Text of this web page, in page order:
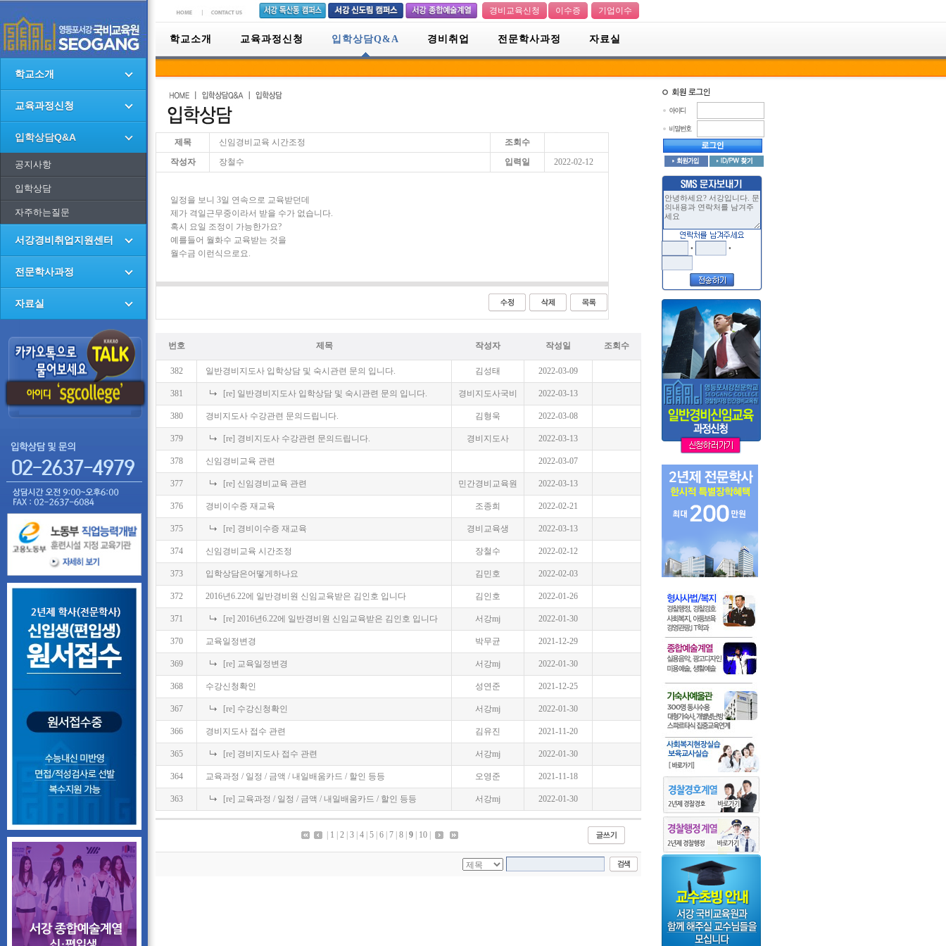
학교소개
교육과정신청
입학상담Q&A
공지사항
입학상담
자주하는질문
서강경비취업지원센터
전문학사과정
자료실
경비교육신청 이수증 기업이수
학교소개 교육과정신청 입학상담Q&A 경비취업 전문학사과정 자료실
제목 신임경비교육 시간조정
조회수
작성자
장철수 입력일 2022-02-12
일정을 보니 3일 연속으로 교육받던데
제가 격일근무중이라서 받을 수가 없습니다.
혹시 요일 조정이 가능한가요?
예를들어 월화수 교육받는 것을
월수금 이런식으로요.
번호 제목 작성자 작성일 조회수
382 일반경비지도사 입학상담 및 숙시관련 문의 입니다. 김성태 2022-03-09
381 [re] 일반경비지도사 입학상담 및 숙시관련 문의 입니다. 경비지도사국비 2022-03-13
380 경비지도사 수강관련 문의드립니다. 김형욱 2022-03-08
379 [re] 경비지도사 수강관련 문의드립니다. 경비지도사 2022-03-13
378 신임경비교육 관련 2022-03-07
377 [re] 신임경비교육 관련 민간경비교육원 2022-03-13
376 경비이수증 재교육 조종희 2022-02-21
375 [re] 경비이수증 재교육 경비교육생 2022-03-13
374 신임경비교육 시간조정 장철수 2022-02-12
373 입학상담은어떻게하나요 김민호 2022-02-03
372 2016년6.22에 일반경비원 신임교육받은 김인호 입니다 김인호 2022-01-26
371 [re] 2016년6.22에 일반경비원 신임교육받은 김인호 입니다 서강mj 2022-01-30
370 교육일정변경 박무균 2021-12-29
369 [re] 교육일정변경 서강mj 2022-01-30
368 수강신청확인 성연준 2021-12-25
367 [re] 수강신청확인 서강mj 2022-01-30
366 경비지도사 접수 관련 김유진 2021-11-20
365 [re] 경비지도사 접수 관련 서강mj 2022-01-30
364 교육과정 / 일정 / 금액 / 내일배움카드 / 할인 등등 오영준 2021-11-18
363 [re] 교육과정 / 일정 / 금액 / 내일배움카드 / 할인 등등 서강mj 2022-01-30
1 2 3 4 5 6 7 8 9 10
• •